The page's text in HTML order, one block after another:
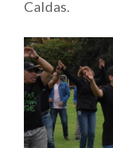
Caldas.